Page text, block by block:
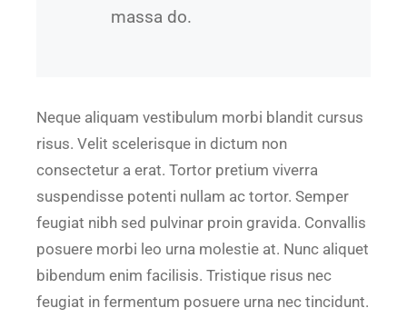
massa do.
Neque aliquam vestibulum morbi blandit cursus
risus. Velit scelerisque in dictum non
consectetur a erat. Tortor pretium viverra
suspendisse potenti nullam ac tortor. Semper
feugiat nibh sed pulvinar proin gravida. Convallis
posuere morbi leo urna molestie at. Nunc aliquet
bibendum enim facilisis. Tristique risus nec
feugiat in fermentum posuere urna nec tincidunt.